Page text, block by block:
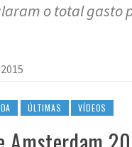
o total
ÚLTIMAS VÍDEOS